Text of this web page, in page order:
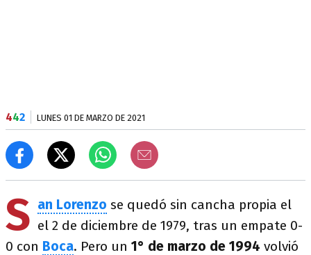
442 LUNES 01 DE MARZO DE 2021
S an Lorenzo se quedó sin cancha propia el
el 2 de diciembre de 1979, tras un empate 0-
0 con Boca. Pero un 1° de marzo de 1994 volvió